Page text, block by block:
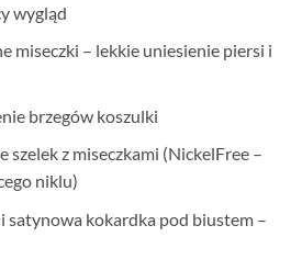
wygląd
miseczki – lekkie uniesienie piersi i
brzegów koszulki
szelek z miseczkami (NickelFree –
niklu)
i satynowa kokardka pod biustem –